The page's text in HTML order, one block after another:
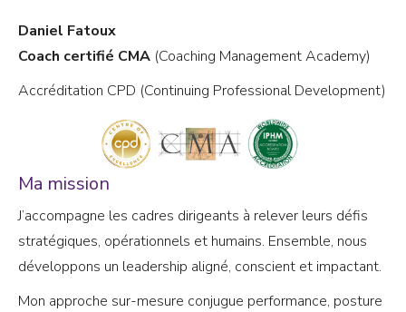
Daniel Fatoux
Coach certifié CMA (Coaching Management Academy)
Accréditation CPD (Continuing Professional Development)
Ma mission
J’accompagne les cadres dirigeants à relever leurs défis
stratégiques, opérationnels et humains. Ensemble, nous
développons un leadership aligné, conscient et impactant.
Mon approche sur-mesure conjugue performance, posture